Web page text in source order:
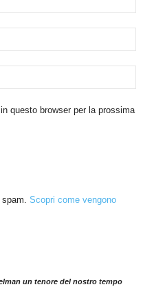
questo browser per la prossima
Scopri come vengono
un tenore del nostro tempo